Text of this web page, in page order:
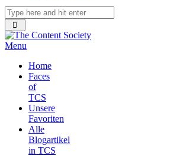
Menu
Home
Faces
of
TCS
Unsere
Favoriten
Alle
Blogartikel
in TCS